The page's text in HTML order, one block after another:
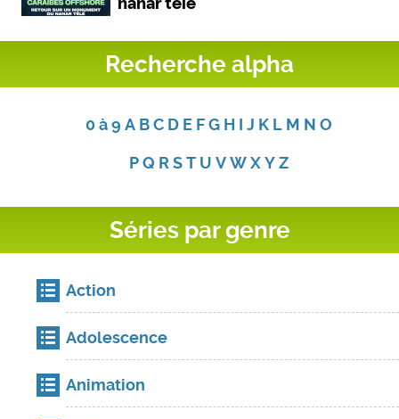
Recherche alpha
0 à 9 A B C D E F G H I J K L M N O
P Q R S T U V W X Y Z
Séries par genre
Action
Adolescence
Animation